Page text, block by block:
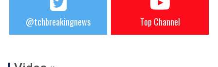
@tchbreakingnews Top Channel